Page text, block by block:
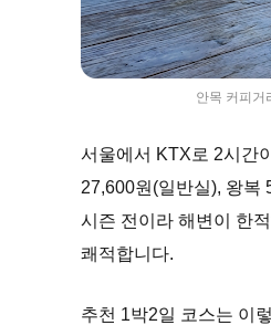
안목 커피
서울에서 KTX로 2시간
27,600원(일반실), 왕복
시즌 전이라 해변이 한
쾌적합니다.
추천 1박2일 코스는 이